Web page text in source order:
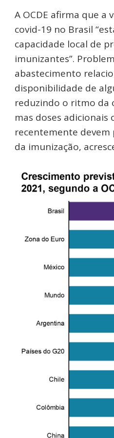
A OCDE afirma que a
covid-19 no Brasil
capacidade local de
imunizantes”.
abastecimento
disponibilidade de
reduzindo o ritmo da
mas doses adicionais
recentemente
da imunização,